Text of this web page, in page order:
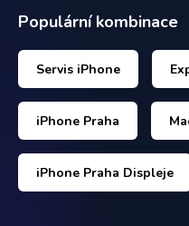
Populární kombinace
Servis iPhone
iPhone Praha
iPhone Praha Displeje